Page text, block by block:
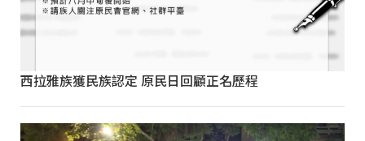
西拉雅族獲民族認定 原民日回顧正名歷程